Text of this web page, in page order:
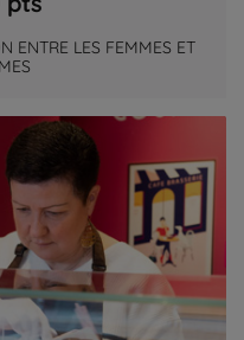
ENTRE LES FEMMES ET